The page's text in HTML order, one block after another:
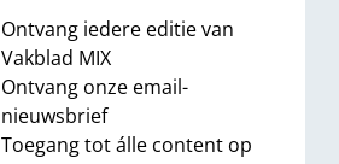
Ontvang iedere editie van
Vakblad MIX
Ontvang onze email-
nieuwsbrief
Toegang tot álle content op